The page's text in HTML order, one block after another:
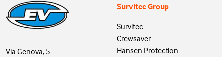
Via Genova, 5
Survitec Group
Survitec
Crewsaver
Hansen Protection